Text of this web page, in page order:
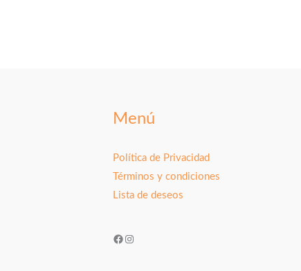
Menú
Política de Privacidad
Términos y condiciones
Lista de deseos
Facebook
Instagram